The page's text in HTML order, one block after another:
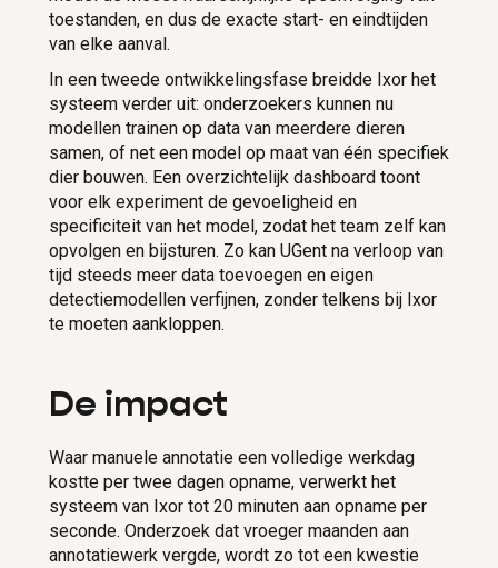
toestanden, en dus de exacte start- en eindtijden
van elke aanval.
In een tweede ontwikkelingsfase breidde Ixor het
systeem verder uit: onderzoekers kunnen nu
modellen trainen op data van meerdere dieren
samen, of net een model op maat van één specifiek
dier bouwen. Een overzichtelijk dashboard toont
voor elk experiment de gevoeligheid en
specificiteit van het model, zodat het team zelf kan
opvolgen en bijsturen. Zo kan UGent na verloop van
tijd steeds meer data toevoegen en eigen
detectiemodellen verfijnen, zonder telkens bij Ixor
te moeten aankloppen.
De impact
Waar manuele annotatie een volledige werkdag
kostte per twee dagen opname, verwerkt het
systeem van Ixor tot 20 minuten aan opname per
seconde. Onderzoek dat vroeger maanden aan
annotatiewerk vergde, wordt zo tot een kwestie